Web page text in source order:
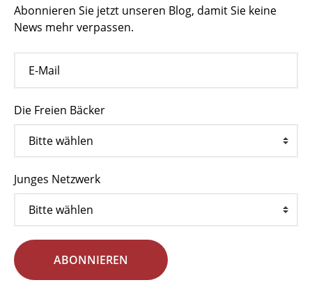
Abonnieren Sie jetzt unseren Blog, damit Sie keine
News mehr verpassen.
Die Freien Bäcker
Junges Netzwerk
ABONNIEREN